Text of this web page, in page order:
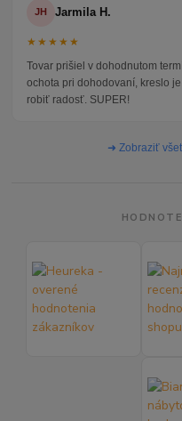
JH Jarmila H.
★★★★★
Tovar prišiel v dohodnutom
ochota pri dohodovaní, kreslo
robiť radosť. SUPER!
➜ Zobraziť